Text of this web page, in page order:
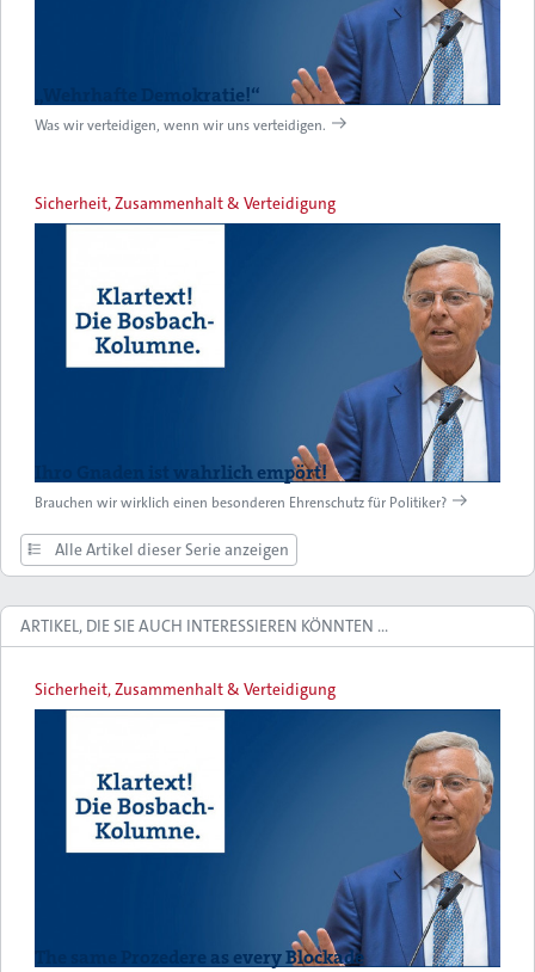
„Wehrhafte Demokratie!“
Was wir verteidigen, wenn wir uns verteidigen.
Sicherheit, Zusammenhalt & Verteidigung
Ihro Gnaden ist wahrlich empört!
Brauchen wir wirklich einen besonderen Ehrenschutz für Politiker?
Alle Artikel dieser Serie anzeigen
ARTIKEL, DIE SIE AUCH INTERESSIEREN KÖNNTEN …
Sicherheit, Zusammenhalt & Verteidigung
The same Prozedere as every Blockade